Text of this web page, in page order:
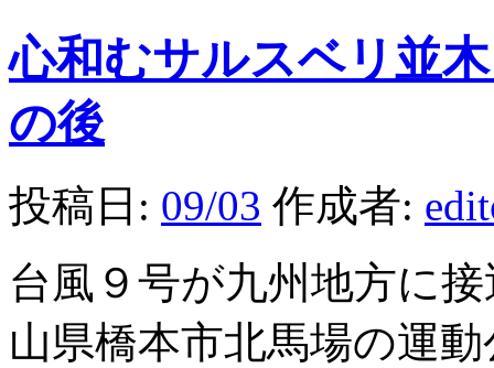
心和むサルスベリ並
の後
投稿日: 09/03 作成者:
台風９号が九州地方に
山県橋本市北馬場の運